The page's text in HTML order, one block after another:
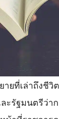
ายที่เล่าถึงชี
ะรัฐมนตรีว่า